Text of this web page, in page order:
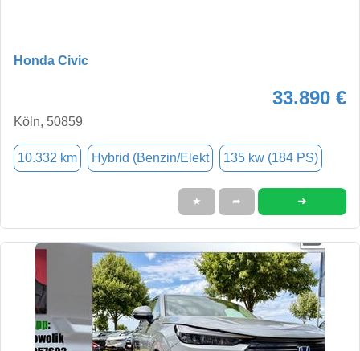
Honda Civic
33.890 €
Köln, 50859
10.332 km Hybrid (Benzin/Elekt 135 kw (184 PS)
★ ➦ ➜